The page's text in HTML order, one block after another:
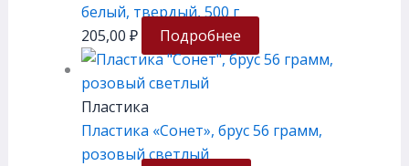
белый, твердый, 500 г
205,00 ₽ Подробнее
Пластика
Пластика «Сонет», брус 56 грамм,
розовый светлый